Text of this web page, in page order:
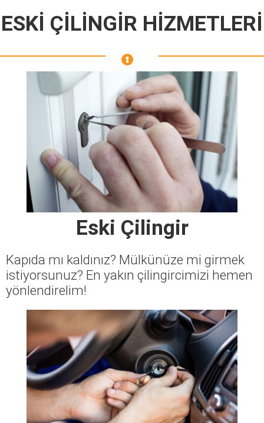
ESKİ ÇİLİNGİR HİZMETLERİ
Eski Çilingir
Kapıda mı kaldınız? Mülkünüze mi girmek
istiyorsunuz? En yakın çilingircimizi hemen
yönlendirelim!